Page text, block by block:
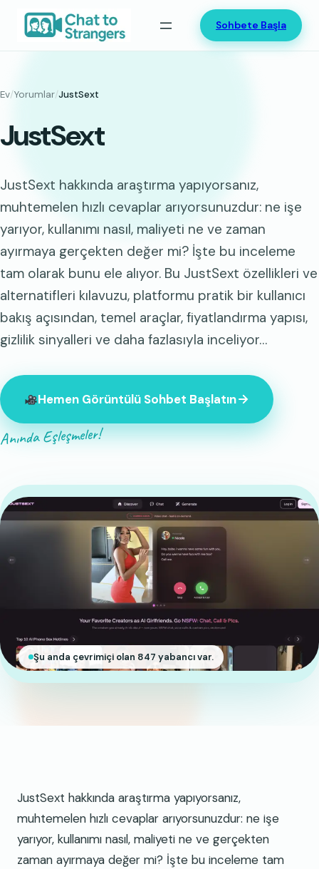
İçeriğe
Sohbete Başla
Ev/Yorumlar/JustSext
JustSext
JustSext hakkında araştırma yapıyorsanız,
muhtemelen hızlı cevaplar arıyorsunuzdur: ne işe
yarıyor, kullanımı nasıl, maliyeti ne ve zaman
ayırmaya gerçekten değer mi? İşte bu inceleme
tam olarak bunu ele alıyor. Bu JustSext özellikleri ve
alternatifleri kılavuzu, platformu pratik bir kullanıcı
bakış açısından, temel araçlar, fiyatlandırma yapısı,
gizlilik sinyalleri ve daha fazlasıyla inceliyor…
Hemen Görüntülü Sohbet Başlatın
Anında Eşleşmeler!
Şu anda çevrimiçi olan 847 yabancı var.
JustSext hakkında araştırma yapıyorsanız,
muhtemelen hızlı cevaplar arıyorsunuzdur: ne işe
yarıyor, kullanımı nasıl, maliyeti ne ve gerçekten
zaman ayırmaya değer mi? İşte bu inceleme tam